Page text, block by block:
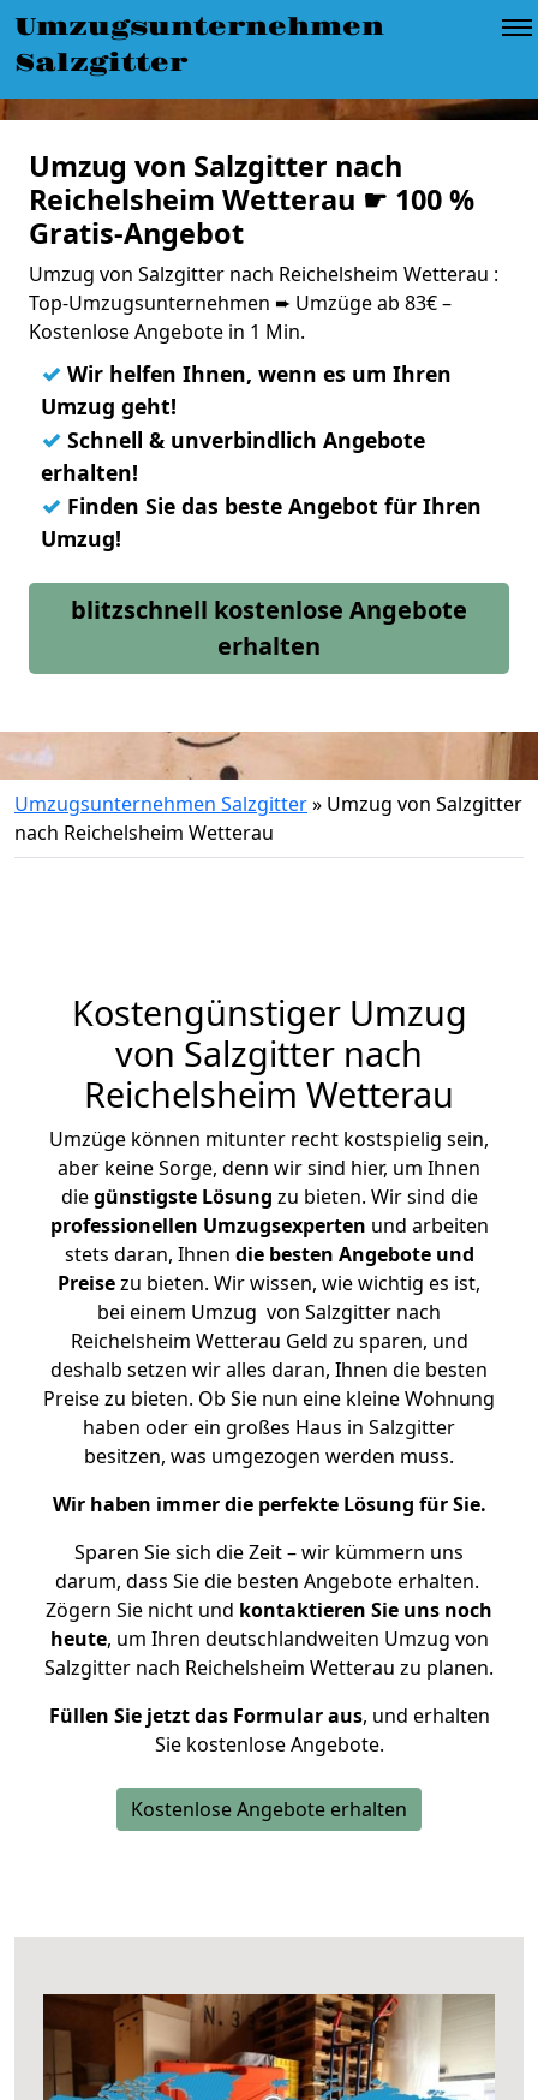
Umzugsunternehmen
Salzgitter
Umzug von Salzgitter nach
Reichelsheim Wetterau ☛ 100 %
Gratis-Angebot
Umzug von Salzgitter nach Reichelsheim Wetterau :
Top-Umzugsunternehmen ➨ Umzüge ab 83€ –
Kostenlose Angebote in 1 Min.
✓ Wir helfen Ihnen, wenn es um Ihren
Umzug geht!
✓ Schnell & unverbindlich Angebote
erhalten!
✓ Finden Sie das beste Angebot für Ihren
Umzug!
blitzschnell kostenlose Angebote
erhalten
Umzugsunternehmen Salzgitter» Umzug von Salzgitter
nach Reichelsheim Wetterau
Kostengünstiger Umzug
von Salzgitter nach
Reichelsheim Wetterau
Umzüge können mitunter recht kostspielig sein,
aber keine Sorge, denn wir sind hier, um Ihnen
diegünstigste Lösung zu bieten. Wir sind die
professionellen Umzugsexperten und arbeiten
stets daran, Ihnen die besten Angebote und
Preisezu bieten. Wir wissen, wie wichtig es ist,
bei einem Umzug von Salzgitter nach
Reichelsheim Wetterau Geld zu sparen, und
deshalb setzen wir alles daran, Ihnen die besten
Preise zu bieten. Ob Sie nun eine kleine Wohnung
haben oder ein großes Haus in Salzgitter
besitzen, was umgezogen werden muss.
Wir haben immer die perfekte Lösung für Sie.
Sparen Sie sich die Zeit – wir kümmern uns
darum, dass Sie die besten Angebote erhalten.
Zögern Sie nicht und kontaktieren Sie uns noch
heute, um Ihren deutschlandweiten Umzug von
Salzgitter nach Reichelsheim Wetterau zu planen.
Füllen Sie jetzt das Formular aus, und erhalten
Sie kostenlose Angebote.
Kostenlose Angebote erhalten